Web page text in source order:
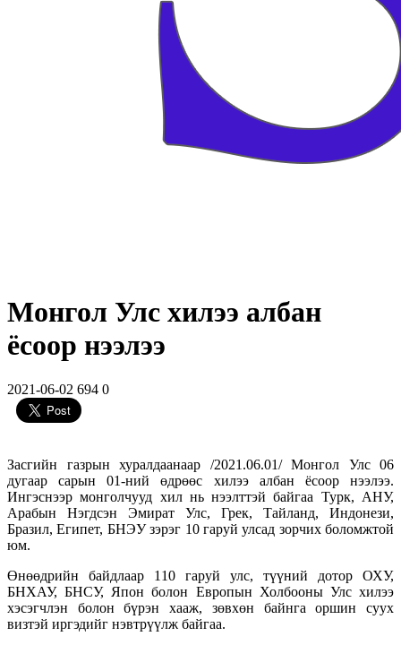
Монгол Улс хилээ албан
ёсоор нээлээ
2021-06-02 694 0
Засгийн газрын хуралдаанаар /2021.06.01/ Монгол Улс 06
дугаар сарын 01-ний өдрөөс хилээ албан ёсоор нээлээ.
Ингэснээр монголчууд хил нь нээлттэй байгаа Турк, АНУ,
Арабын Нэгдсэн Эмират Улс, Грек, Тайланд, Индонези,
Бразил, Египет, БНЭУ зэрэг 10 гаруй улсад зорчих боломжтой
юм.
Өнөөдрийн байдлаар 110 гаруй улс, түүний дотор ОХУ,
БНХАУ, БНСУ, Япон болон Европын Холбооны Улс хилээ
хэсэгчлэн болон бүрэн хааж, зөвхөн байнга оршин суух
визтэй иргэдийг нэвтрүүлж байгаа.